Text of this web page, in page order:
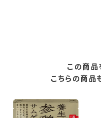
この商品
こちらの商品